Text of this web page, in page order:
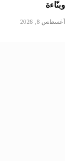
وبنّاءة
أغسطس 8, 2026